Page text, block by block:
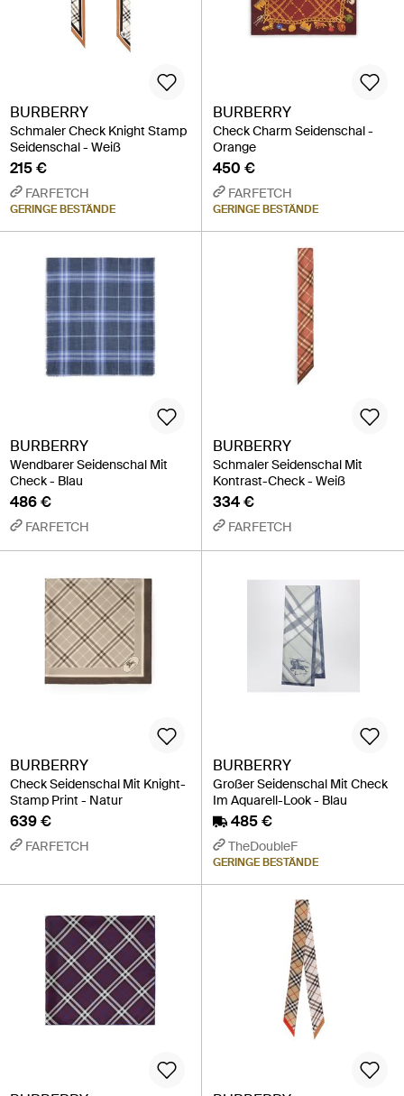
BURBERRY
Schmaler Check Knight Stamp
Seidenschal - Weiß
215 €
FARFETCH
GERINGE BESTÄNDE
BURBERRY
Check Charm Seidenschal -
Orange
450 €
FARFETCH
GERINGE BESTÄNDE
BURBERRY
Wendbarer Seidenschal Mit
Check - Blau
486 €
FARFETCH
BURBERRY
Schmaler Seidenschal Mit
Kontrast-Check - Weiß
334 €
FARFETCH
BURBERRY
Check Seidenschal Mit Knight-
Stamp Print - Natur
639 €
FARFETCH
BURBERRY
Großer Seidenschal Mit Check
Im Aquarell-Look - Blau
485 €
TheDoubleF
GERINGE BESTÄNDE